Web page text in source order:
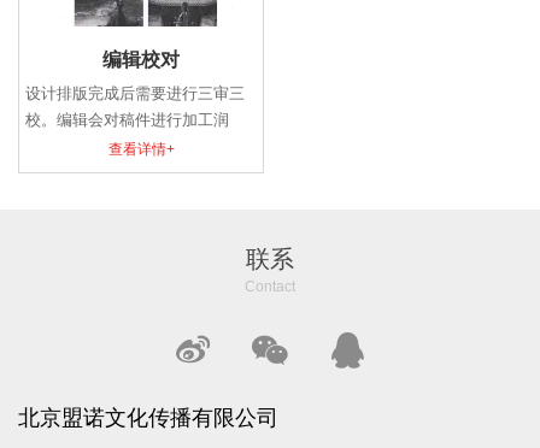
编辑校对
设计排版完成后需要进行三审三
校。编辑会对稿件进行加工润
色、更正错别字、语句通顺、行
业规范等，解决不了的专业问
查看详情+
联系
Contact
北京盟诺文化传播有限公司